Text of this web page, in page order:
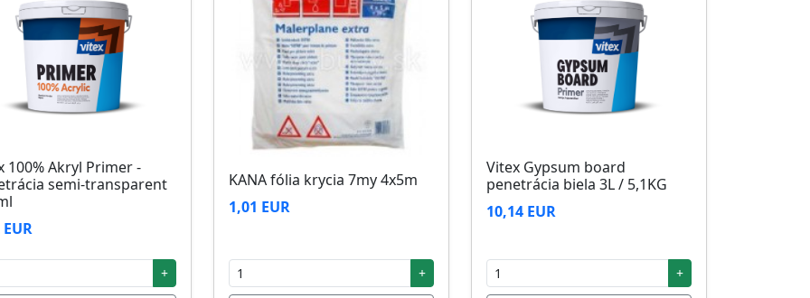
5°C až 25°C
100% Akryl Primer -
semi-transparent
+
KANA fólia krycia 7my 4x5m
1,01 EUR
+
Vitex Gypsum board
penetrácia biela 3L / 5,1KG
10,14 EUR
+